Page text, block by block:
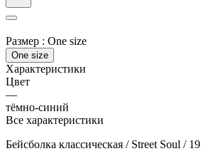
Размер : One size
One size
Характеристики
Цвет
—
тёмно-синий
Все характеристики
Бейсболка классическая / Street Soul /